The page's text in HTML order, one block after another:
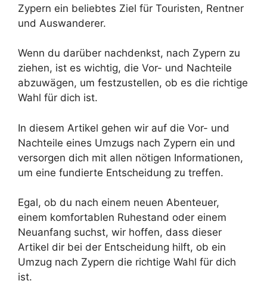
Zypern ein beliebtes Ziel für Touristen, Rentner
und Auswanderer.
Wenn du darüber nachdenkst, nach Zypern zu
ziehen, ist es wichtig, die Vor- und Nachteile
abzuwägen, um festzustellen, ob es die richtige
Wahl für dich ist.
In diesem Artikel gehen wir auf die Vor- und
Nachteile eines Umzugs nach Zypern ein und
versorgen dich mit allen nötigen Informationen,
um eine fundierte Entscheidung zu treffen.
Egal, ob du nach einem neuen Abenteuer,
einem komfortablen Ruhestand oder einem
Neuanfang suchst, wir hoffen, dass dieser
Artikel dir bei der Entscheidung hilft, ob ein
Umzug nach Zypern die richtige Wahl für dich
ist.